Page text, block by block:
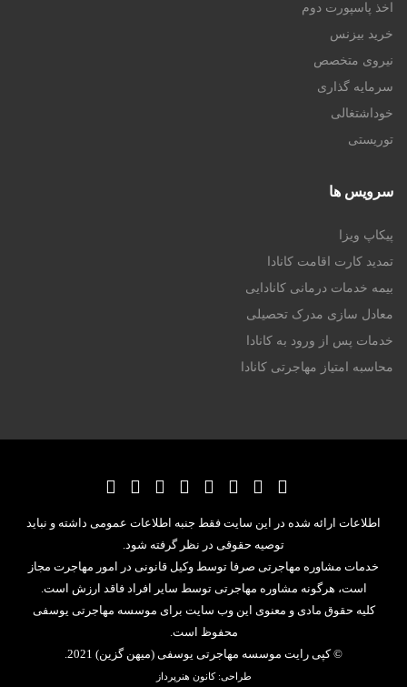
اخذ پاسپورت دوم
خرید بیزنس
نیروی متخصص
سرمایه گذاری
خوداشتغالی
توریستی
سرویس ها
پیکاپ ویزا
تمدید کارت اقامت کانادا
بیمه خدمات درمانی کانادایی
معادل سازی مدرک تحصیلی
خدمات پس از ورود به کانادا
محاسبه امتیاز مهاجرتی کانادا
اطلاعات ارائه شده در این سایت فقط جنبه اطلاعات عمومی داشته و نباید
توصیه حقوقی در نظر گرفته شود.
خدمات مشاوره مهاجرتی صرفا توسط وکیل قانونی در امور مهاجرت مجاز
است، هرگونه مشاوره مهاجرتی توسط سایر افراد فاقد ارزش است.
کلیه حقوق مادی و معنوی این وب سایت برای موسسه مهاجرتی یوسفی
محفوظ است.
© کپی رایت موسسه مهاجرتی یوسفی (میهن گزین) 2021.
طراحی:کانون هنرپرداز